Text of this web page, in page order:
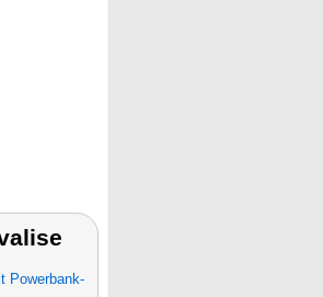
Powerbank-